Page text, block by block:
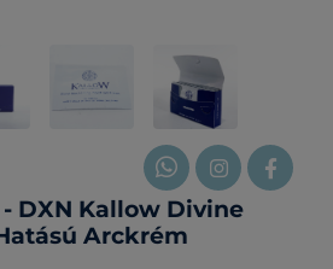
DXN Kallow Divine
Arckrém